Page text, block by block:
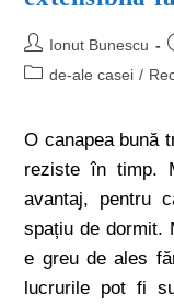
Ionut Bunescu
de-ale casei /
O canapea bună
reziste în timp.
avantaj, pentru
spațiu de dormit.
e greu de ales
lucrurile pot fi